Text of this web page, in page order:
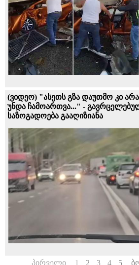
(ვიდეო) "ასეთს გზა დაუთმო კი
უნდა ჩამოართვა..." -
საზოგადოება გააღიზიანა
პირველი 1 2 3 4 5